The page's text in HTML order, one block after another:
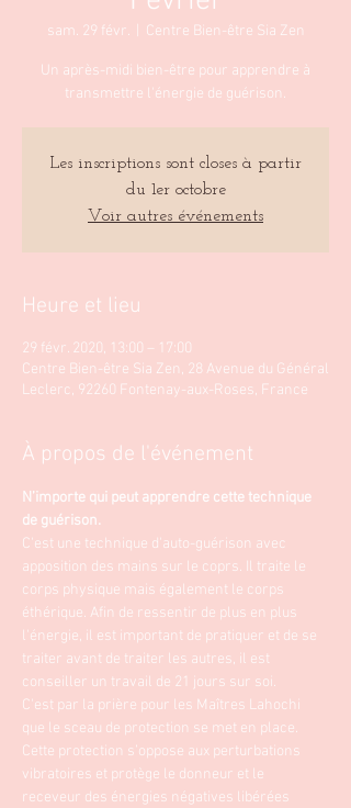
sam. 29 févr.
  |
Centre Bien-être Sia Zen
Un après-midi bien-être pour apprendre à
transmettre l'énergie de guérison.
Les inscriptions sont closes à partir
du 1er octobre
Voir autres événements
Heure et lieu
29 févr. 2020, 13:00 – 17:00
Centre Bien-être Sia Zen, 28 Avenue du Général
Leclerc, 92260 Fontenay-aux-Roses, France
À propos de l'événement
N’importe qui peut apprendre cette technique
de guérison.
C'est une technique d'auto-guérison avec
apposition des mains sur le coprs. Il traite le
corps physique mais également le corps
éthérique. Afin de ressentir de plus en plus
l'énergie, il est important de pratiquer et de se
traiter avant de traiter les autres, il est
conseiller un travail de 21 jours sur soi.
C'est par la prière pour les Maîtres Lahochi
que le sceau de protection se met en place.
Cette protection s’oppose aux perturbations
vibratoires et protège le donneur et le
receveur des énergies négatives libérées